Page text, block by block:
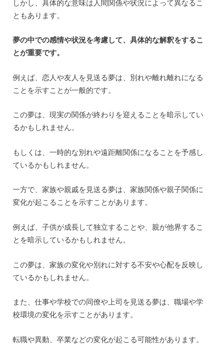
しかし、具体的な意味は人間関係や状況によって異なるこ
ともあります。
夢の中での感情や状況を考慮して、具体的な解釈をするこ
とが重要です。
例えば、恋人や友人を見送る夢は、別れや離れ離れになる
ことを示すことが一般的です。
この夢は、現実の関係が終わりを迎えることを暗示してい
るかもしれません。
もしくは、一時的な別れや遠距離関係になることを予感し
ているかもしれません。
一方で、家族や親戚を見送る夢は、家族関係や親子関係に
変化が起こることを示すことがあります。
例えば、子供が成長して独立することや、親が他界するこ
とを暗示しているかもしれません。
この夢は、家族の変化や別れに対する不安や心配を反映し
ているかもしれません。
また、仕事や学校での同僚や上司を見送る夢は、職場や学
校環境の変化を示すことがあります。
転職や異動、卒業などの変化が起こる可能性があります。